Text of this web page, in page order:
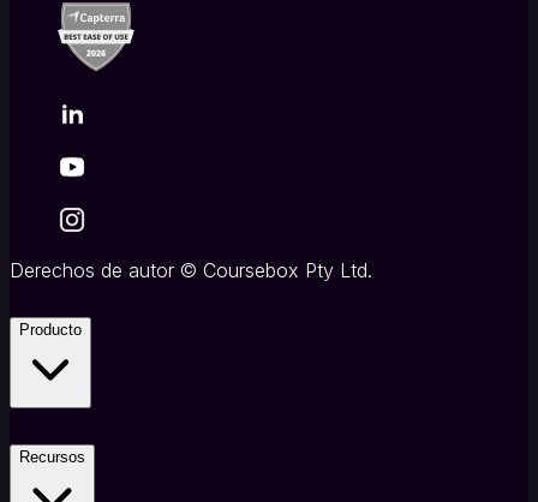
Derechos de autor © Coursebox Pty Ltd.
Producto
Recursos